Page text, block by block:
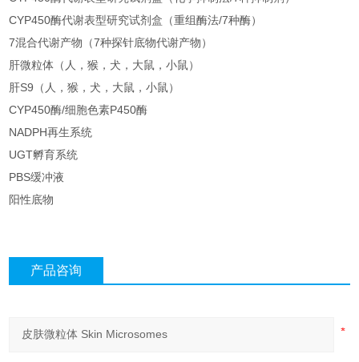
CYP450酶代谢表型研究试剂盒（重组酶法/7种酶）
7混合代谢产物（7种探针底物代谢产物）
肝微粒体（人，猴，犬，大鼠，小鼠）
肝S9（人，猴，犬，大鼠，小鼠）
CYP450酶/细胞色素P450酶
NADPH再生系统
UGT孵育系统
PBS缓冲液
阳性底物
产品咨询